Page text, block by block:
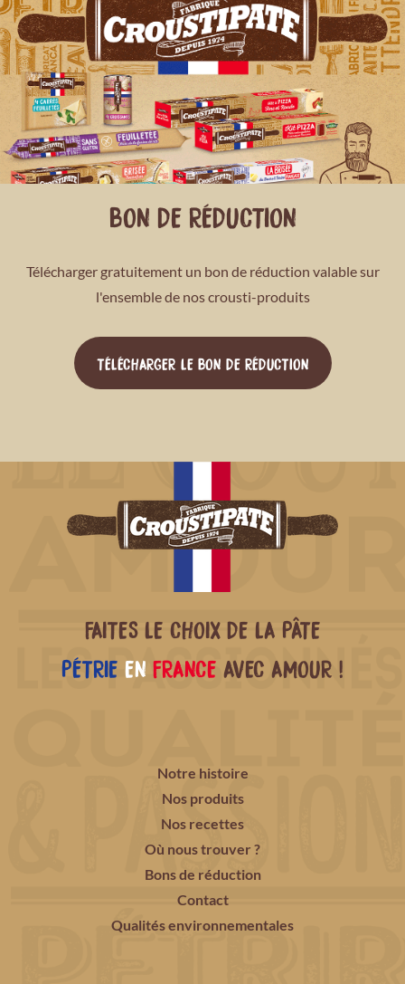
BON DE RÉDUCTION
Télécharger gratuitement un bon de réduction valable sur
l'ensemble de nos crousti-produits
TÉLÉCHARGER LE BON DE RÉDUCTION
FAITES LE CHOIX DE LA PÂTE
PÉTRIE EN FRANCE AVEC AMOUR !
Notre histoire
Nos produits
Nos recettes
Où nous trouver ?
Bons de réduction
Contact
Qualités environnementales